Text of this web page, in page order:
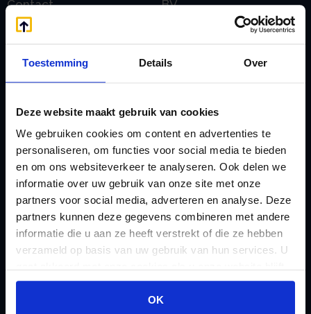
Toestemming Details Over
Deze website maakt gebruik van cookies
We gebruiken cookies om content en advertenties te
personaliseren, om functies voor social media te bieden
en om ons websiteverkeer te analyseren. Ook delen we
informatie over uw gebruik van onze site met onze
partners voor social media, adverteren en analyse. Deze
partners kunnen deze gegevens combineren met andere
informatie die u aan ze heeft verstrekt of die ze hebben
verzameld op basis van uw gebruik van hun services. U
gebruiken.
OK
Contact
eHerkenning voor uw
Stamrecht BV
Emigratie
Emigratie Pensioen BV
Fiscale waardering
Flex BV oprichten of
omzetten
Geleidebiljet jaarstukken
2023
Geleidebiljet jaarstukken
BV
Onzakelijke lening
Stamrecht BV
Oprichten BV door
Overdracht vanuit
banksparen
Stamrecht BV
P
Pensioen BV
Pensioen BV bij